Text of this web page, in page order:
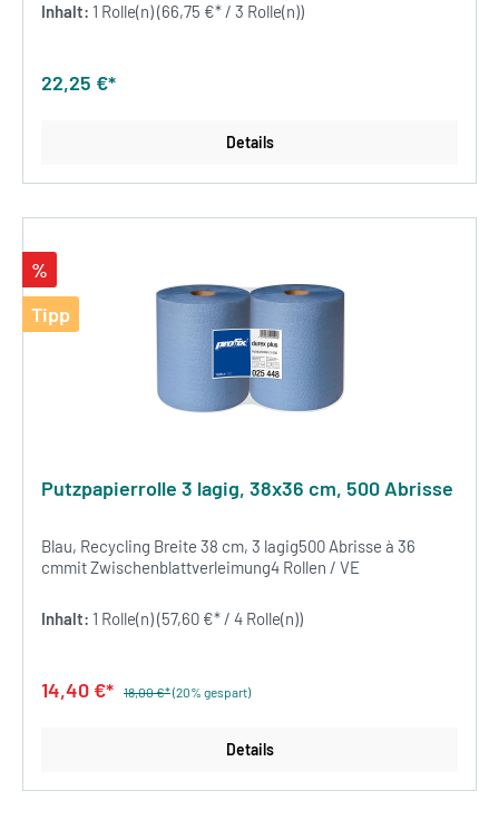
Inhalt: 1 Rolle(n)(66,75 €* / 3 Rolle(n))
22,25 €*
Details
%
Tipp
Putzpapierrolle 3 lagig, 38x36 cm, 500 Abrisse
Blau, Recycling Breite 38 cm, 3 lagig500 Abrisse à 36
cmmit Zwischenblattverleimung4 Rollen / VE
Inhalt: 1 Rolle(n)(57,60 €* / 4 Rolle(n))
14,40 €* 18,00 €*(20% gespart)
Details